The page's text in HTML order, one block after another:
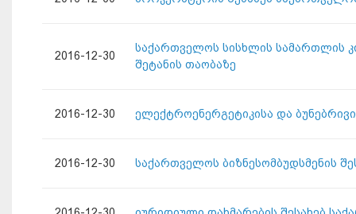
2016-12-30
საქართველოს სისხლის სამართლის
შეტანის თაობაზე
2016-12-30 ელექტროენერგეტიკისა და
2016-12-30 საქართველოს ბიზნესომბუდსმენის